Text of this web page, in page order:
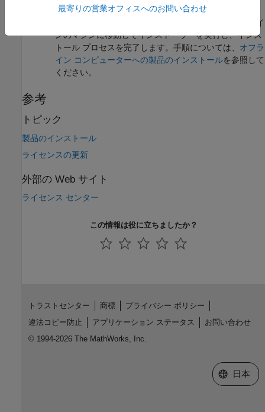
ライセンス ファイル、ファイル インストール キー、イ
ンストーラー、製品のインストール ファイルをオフライ
ンのマシンに移動してインストーラーを実行し、インス
トール プロセスを完了します。手順については、 オフラ
イン コンピューターへの製品のインストールを参照して
ください。
参考
トピック
製品のインストール
ライセンスの更新
外部の Web サイト
ライセンス センター
この情報は役に立ちましたか？
最寄りの営業オフィスへのお問い合わせ
トラストセンター 商標
プライバシー ポリシー
違法コピー防止
アプリケーション ステータス
お問い合わせ
© 1994-2026 The MathWorks, Inc.
Web サイ
日本